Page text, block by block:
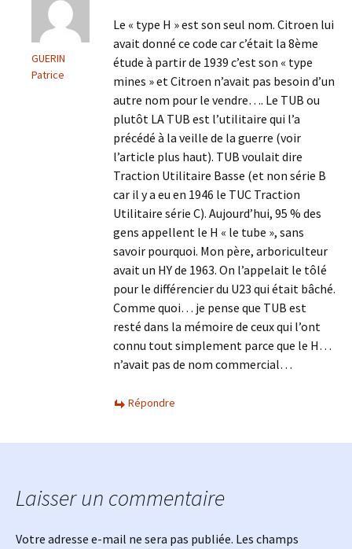
GUERIN
Patrice
Le « type H » est son seul nom. Citroen lui
avait donné ce code car c’était la 8ème
étude à partir de 1939 c’est son « type
mines » et Citroen n’avait pas besoin d’un
autre nom pour le vendre…. Le TUB ou
plutôt LA TUB est l’utilitaire qui l’a
précédé à la veille de la guerre (voir
l’article plus haut). TUB voulait dire
Traction Utilitaire Basse (et non série B
car il y a eu en 1946 le TUC Traction
Utilitaire série C). Aujourd’hui, 95 % des
gens appellent le H « le tube », sans
savoir pourquoi. Mon père, arboriculteur
avait un HY de 1963. On l’appelait le tôlé
pour le différencier du U23 qui était bâché.
Comme quoi… je pense que TUB est
resté dans la mémoire de ceux qui l’ont
connu tout simplement parce que le H…
n’avait pas de nom commercial…
Répondre
Laisser un commentaire
Votre adresse e-mail ne sera pas publiée. Les champs